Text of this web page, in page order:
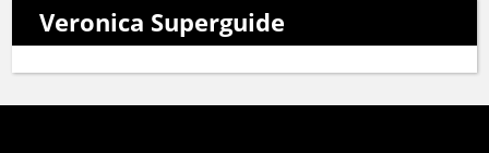
Veronica Superguide